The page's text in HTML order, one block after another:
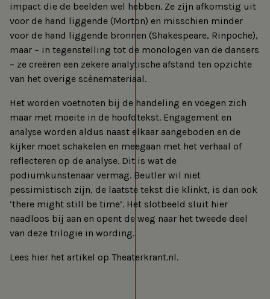
impact die de beelden wel hebben. Ze zijn afkomstig uit
voor de hand liggende (Morton) en misschien minder
voor de hand liggende bronnen (Shakespeare, Rinpoche),
maar – in tegenstelling tot de monologen van de dansers
– ze creëren een zekere analytische afstand ten opzichte
van het overige scènemateriaal.
Het worden voetnoten bij de handeling en voegen zich
maar met moeite in de hoofdtekst. Engagement en
analyse worden aldus naast elkaar aangeboden en de
kijker moet schakelen en meegaan met het verhaal of
reflecteren op de analyse. Dit is wat de
podiumkunstenaar vermag. Beutler wil niet
pessimistisch zijn, de laatste tekst die klinkt, is dan ook
’there might still be time’. Het slotbeeld sluit hier
naadloos bij aan en opent de weg naar het tweede deel
van deze trilogie in wording.
Lees hier het artikel op Theaterkrant.nl.